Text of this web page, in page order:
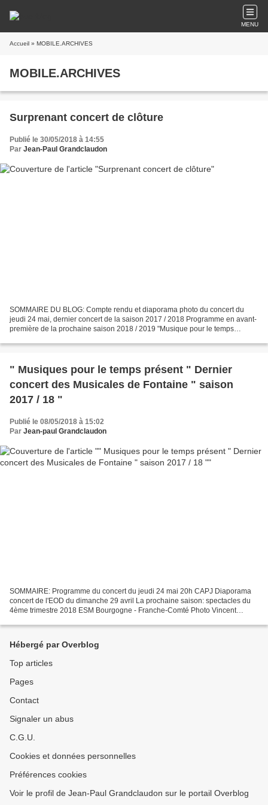
MENU
Accueil » MOBILE.ARCHIVES
MOBILE.ARCHIVES
Surprenant concert de clôture
Publié le 30/05/2018 à 14:55
Par Jean-Paul Grandclaudon
SOMMAIRE DU BLOG: Compte rendu et diaporama photo du concert du
jeudi 24 mai, dernier concert de la saison 2017 / 2018 Programme en avant-
première de la prochaine saison 2018 / 2019 "Musique pour le temps
" Musiques pour le temps présent " Dernier
concert des Musicales de Fontaine " saison
2017 / 18 "
Publié le 08/05/2018 à 15:02
Par Jean-paul Grandclaudon
SOMMAIRE: Programme du concert du jeudi 24 mai 20h CAPJ Diaporama
concert de l'EOD du dimanche 29 avril La prochaine saison: spectacles du
4ème trimestre 2018 ESM Bourgogne - Franche-Comté Photo Vincent
Hébergé par Overblog
Top articles
Pages
Contact
Signaler un abus
C.G.U.
Cookies et données personnelles
Préférences cookies
Voir le profil de Jean-Paul Grandclaudon sur le portail Overblog